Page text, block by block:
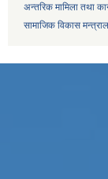
अन्तरिक मामिला तथा
सामाजिक विकास